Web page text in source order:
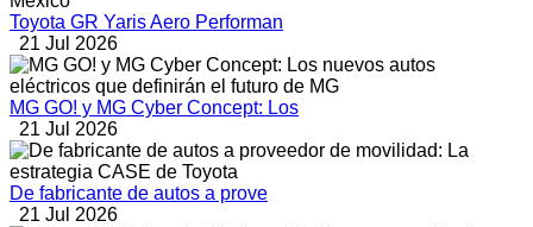
Toyota GR Yaris Aero Performan
21 Jul 2026
MG GO! y MG Cyber Concept: Los
21 Jul 2026
De fabricante de autos a prove
21 Jul 2026